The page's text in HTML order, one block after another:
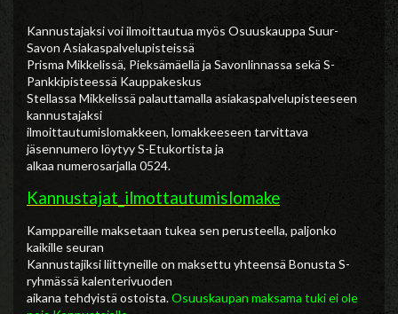
Kannustajaksi voi ilmoittautua myös Osuuskauppa Suur-
Savon Asiakaspalvelupisteissä
Prisma Mikkelissä, Pieksämäellä ja Savonlinnassa sekä S-
Pankkipisteessä Kauppakeskus
Stellassa Mikkelissä palauttamalla asiakaspalvelupisteeseen
kannustajaksi
ilmoittautumislomakkeen, lomakkeeseen tarvittava
jäsennumero löytyy S-Etukortista ja
alkaa numerosarjalla 0524.
Kannustajat_ilmottautumislomake
Kamppareille maksetaan tukea sen perusteella, paljonko
kaikille seuran
Kannustajiksi liittyneille on maksettu yhteensä Bonusta S-
ryhmässä kalenterivuoden
aikana tehdyistä ostoista.Osuuskaupan maksama tuki ei ole